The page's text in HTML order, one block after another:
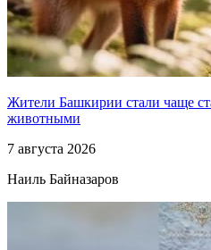
Жители Башкирии стали чаще
животными
7 августа 2026
Наиль Байназаров